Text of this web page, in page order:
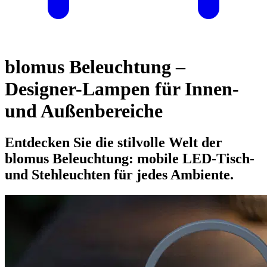
blomus Beleuchtung –
Designer-Lampen für Innen-
und Außenbereiche
Entdecken Sie die stilvolle Welt der
blomus Beleuchtung: mobile LED-Tisch-
und Stehleuchten für jedes Ambiente.